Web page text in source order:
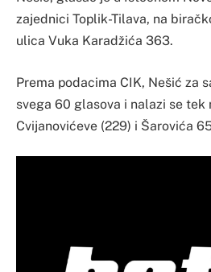
zajednici Toplik-Tilava, na
ulica Vuka Karadžića 363.
Prema podacima CIK, Nešić za
svega 60 glasova i nalazi se tek
Cvijanovićeve (229) i Šarovića